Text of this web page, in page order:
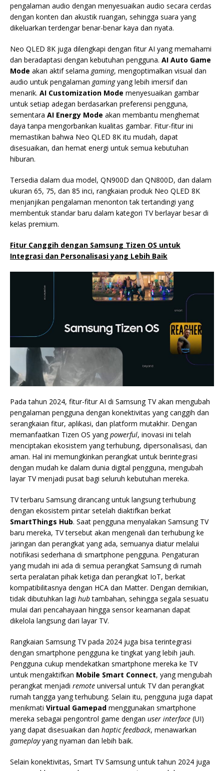
pengalaman audio dengan menyesuaikan audio secara cerdas
dengan konten dan akustik ruangan, sehingga suara yang
dikeluarkan terdengar benar-benar kaya dan nyata.
Neo QLED 8K juga dilengkapi dengan fitur AI yang memahami
dan beradaptasi dengan kebutuhan pengguna. AI Auto Game
Mode akan aktif selama gaming, mengoptimalkan visual dan
audio untuk pengalaman gamingyang lebih imersif dan
menarik. AI Customization Mode menyesuaikan gambar
untuk setiap adegan berdasarkan preferensi pengguna,
sementara AI Energy Mode akan membantu menghemat
daya tanpa mengorbankan kualitas gambar. Fitur-fitur ini
memastikan bahwa Neo QLED 8K itu mudah, dapat
disesuaikan, dan hemat energi untuk semua kebutuhan
hiburan.
Tersedia dalam dua model, QN900D dan QN800D, dan dalam
ukuran 65, 75, dan 85 inci, rangkaian produk Neo QLED 8K
menjanjikan pengalaman menonton tak tertandingi yang
membentuk standar baru dalam kategori TV berlayar besar di
kelas premium.
Fitur Canggih dengan Samsung Tizen OS untuk
Integrasi dan Personalisasi yang Lebih Baik
Pada tahun 2024, fitur-fitur AI di Samsung TV akan mengubah
pengalaman pengguna dengan konektivitas yang canggih dan
serangkaian fitur, aplikasi, dan platform mutakhir. Dengan
memanfaatkan Tizen OS yangpowerful, inovasi ini telah
menciptakan ekosistem yang terhubung, dipersonalisasi, dan
aman. Hal ini memungkinkan perangkat untuk berintegrasi
dengan mudah ke dalam dunia digital pengguna, mengubah
layar TV menjadi pusat bagi seluruh kebutuhan mereka.
TV terbaru Samsung dirancang untuk langsung terhubung
dengan ekosistem pintar setelah diaktifkan berkat
SmartThings Hub. Saat pengguna menyalakan Samsung TV
baru mereka, TV tersebut akan mengenali dan terhubung ke
jaringan dan perangkat yang ada, semuanya diatur melalui
notifikasi sederhana di smartphone pengguna. Pengaturan
yang mudah ini ada di semua perangkat Samsung di rumah
serta peralatan pihak ketiga dan perangkat IoT, berkat
kompatibilitasnya dengan HCA dan Matter. Dengan demikian,
tidak dibutuhkan lagi hubtambahan, sehingga segala sesuatu
mulai dari pencahayaan hingga sensor keamanan dapat
dikelola langsung dari layar TV.
Rangkaian Samsung TV pada 2024 juga bisa terintegrasi
dengan smartphone pengguna ke tingkat yang lebih jauh.
Pengguna cukup mendekatkan smartphone mereka ke TV
untuk mengaktifkan Mobile Smart Connect, yang mengubah
perangkat menjadi remote universal untuk TV dan perangkat
rumah tangga yang terhubung. Selain itu, pengguna juga dapat
menikmati Virtual Gamepad menggunakan smartphone
mereka sebagai pengontrol game dengan user interface (UI)
yang dapat disesuaikan dan haptic feedback, menawarkan
gameplayyang nyaman dan lebih baik.
Selain konektivitas, Smart TV Samsung untuk tahun 2024 juga